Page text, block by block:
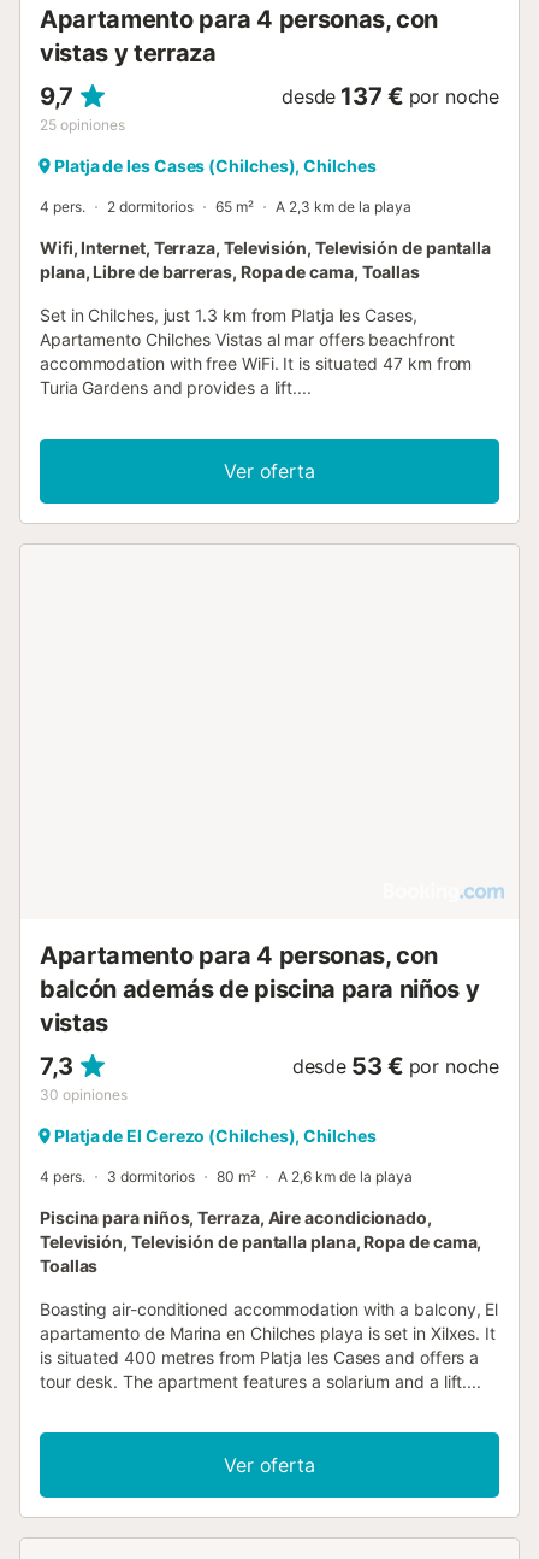
Apartamento para 4 personas, con
vistas y terraza
9,7
25 opiniones
desde 137 € por noche
Platja de les Cases (Chilches), Chilches
4 pers. 2 dormitorios 65 m² A 2,3 km de la playa
Wifi, Internet, Terraza, Televisión, Televisión de pantalla
plana, Libre de barreras, Ropa de cama, Toallas
Set in Chilches, just 1.3 km from Platja les Cases,
Apartamento Chilches Vistas al mar offers beachfront
accommodation with free WiFi. It is situated 47 km from
Turia Gardens and provides a lift....
Ver oferta
Apartamento para 4 personas, con
balcón además de piscina para niños y
vistas
7,3
30 opiniones
desde 53 € por noche
Platja de El Cerezo (Chilches), Chilches
4 pers. 3 dormitorios 80 m² A 2,6 km de la playa
Piscina para niños, Terraza, Aire acondicionado,
Televisión, Televisión de pantalla plana, Ropa de cama,
Toallas
Boasting air-conditioned accommodation with a balcony, El
apartamento de Marina en Chilches playa is set in Xilxes. It
is situated 400 metres from Platja les Cases and offers a
tour desk. The apartment features a solarium and a lift....
Ver oferta